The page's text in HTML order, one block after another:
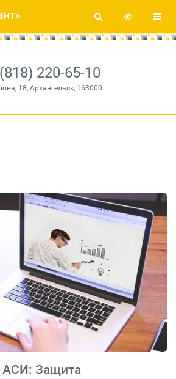
220-65-10
18, Архангельск, 163000
АСИ: Защита